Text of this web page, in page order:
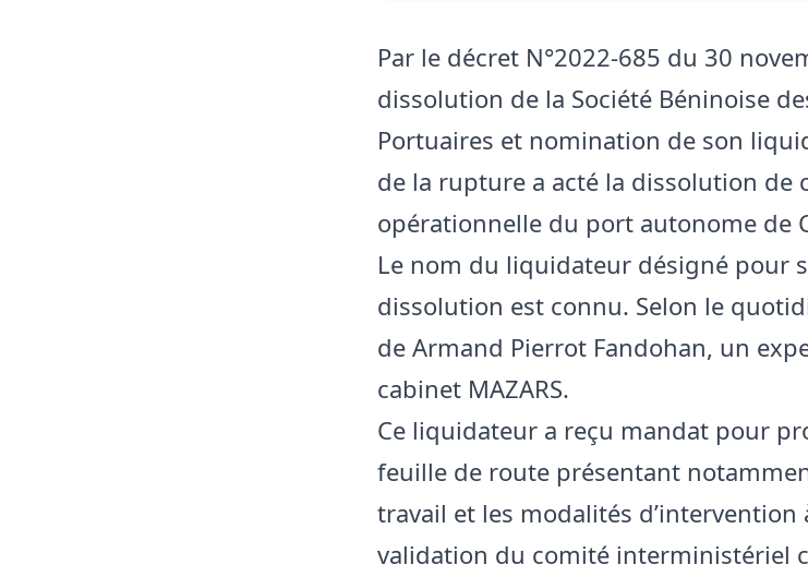
Par le décret N°2022-685 du 30
dissolution de la Société Béninoise
Portuaires et nomination de son
de la rupture a acté la dissolution de
opérationnelle du port autonome de
Le nom du liquidateur désigné pour
dissolution est connu. Selon le
de Armand Pierrot Fandohan, un
cabinet MAZARS.
Ce liquidateur a reçu mandat pour
feuille de route présentant
travail et les modalités d’intervention
validation du comité interministériel